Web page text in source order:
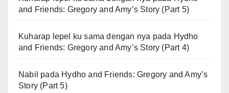
and Friends: Gregory and Amy’s Story (Part 5)
Kuharap lepel ku sama dengan nya pada Hydho
and Friends: Gregory and Amy’s Story (Part 4)
Nabil pada Hydho and Friends: Gregory and Amy’s
Story (Part 5)